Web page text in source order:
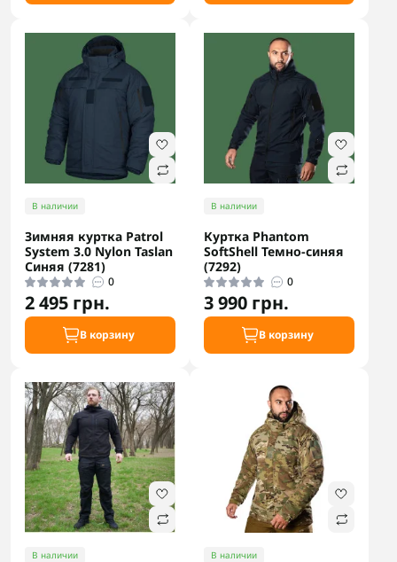
В наличии
Зимняя куртка Patrol
System 3.0 Nylon Taslan
Синяя (7281)
0
2 495 грн.
В корзину
В наличии
Куртка Phantom
SoftShell Темно-синяя
(7292)
0
3 990 грн.
В корзину
В наличии В наличии